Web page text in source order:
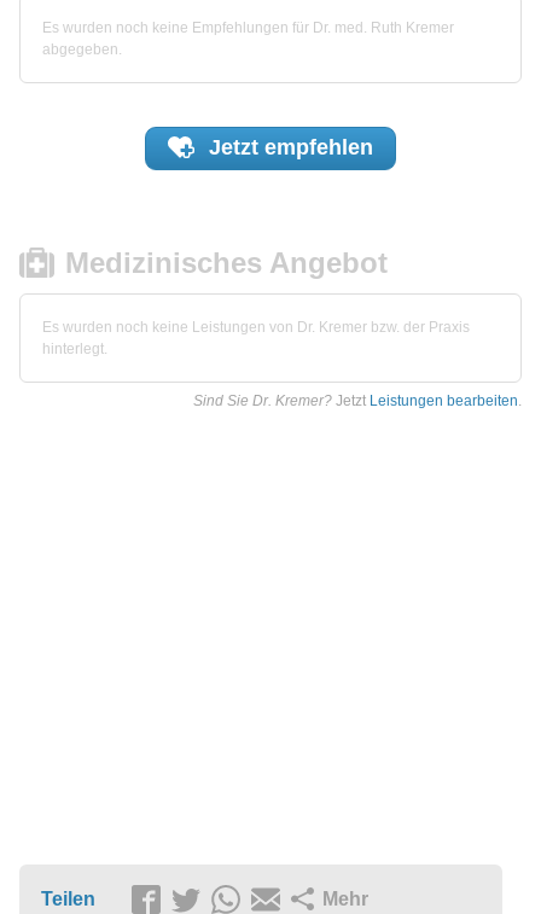
Es wurden noch keine Empfehlungen für Dr. med. Ruth Kremer
abgegeben.
Jetzt empfehlen
Medizinisches Angebot
Es wurden noch keine Leistungen von Dr. Kremer bzw. der Praxis
hinterlegt.
Sind Sie Dr. Kremer? Jetzt Leistungen bearbeiten.
Teilen Mehr